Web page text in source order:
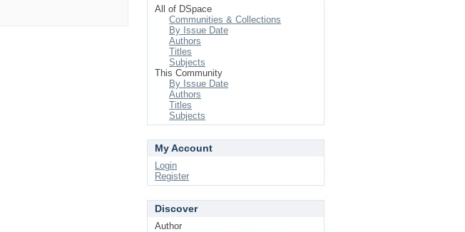
All of DSpace
Communities & Collections
By Issue Date
Authors
Titles
Subjects
This Community
By Issue Date
Authors
Titles
Subjects
My Account
Login
Register
Discover
Author